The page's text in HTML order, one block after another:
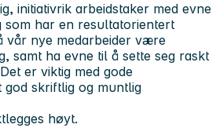
initiativrik arbeidstaker med evne
som har en resultatorientert
vår nye medarbeider være
samt ha evne til å sette seg raskt
er viktig med gode
god skriftlig og muntlig
høyt.